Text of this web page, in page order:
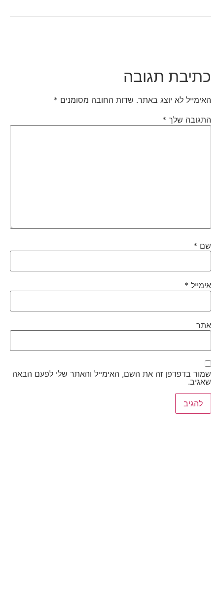
כתיבת תגובה
האימייל לא יוצג באתר. שדות החובה מסומנים*
התגובה שלך*
שם*
אימייל*
אתר
שמור בדפדפן זה את השם, האימייל והאתר שלי לפעם הבאה
שאגיב.